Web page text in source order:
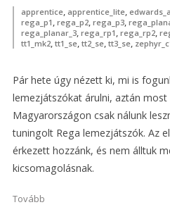
apprentice, apprentice_lite,
rega_p1 , rega_p2, rega_p3,
rega_planar_3, rega_rp1 , rega_rp2,
tt1_mk2, tt1_se, tt2_se, tt3_se,
Pár hete úgy nézett ki, mi is
lemezjátszókat árulni, aztán
Magyarországon csak nálunk
tuningolt Rega lemezjátszók. Az
érkezett hozzánk, és nem álltuk
kicsomagolásnak.
Tovább